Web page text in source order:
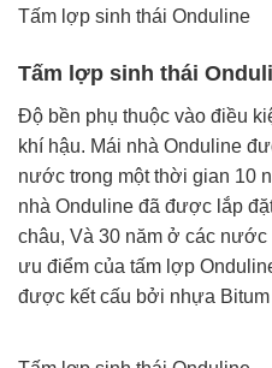
Tấm lợp sinh thái Onduline
Tấm lợp sinh thái
Độ bền phụ thuộc vào điều
khí hậu. Mái nhà Onduline
nước trong một thời gian 10
nhà Onduline đã được lắp
châu, Và 30 năm ở các
ưu điểm của tấm lợp
được kết cấu bởi nhựa